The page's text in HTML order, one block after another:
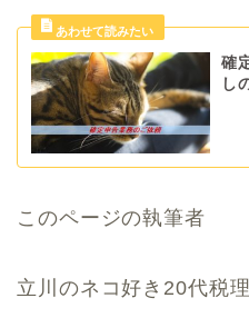
確
し
このページの執筆者
立川のネコ好き20代税